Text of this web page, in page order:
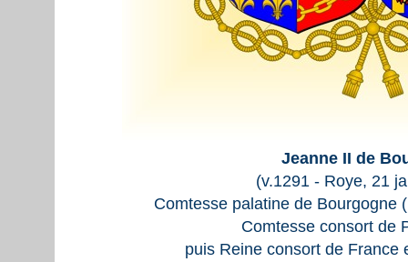
Jeanne II de
(v.1291 - Roye, 21
Comtesse palatine de Bourgogne
Comtesse consort de
puis Reine consort de France